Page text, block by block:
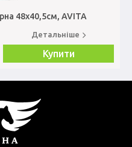
48х40,5см, AVITA
Детальніше
Купити